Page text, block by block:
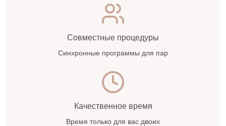
Совместные процедуры
Синхронные программы для пар
Качественное время
Время только для вас двоих